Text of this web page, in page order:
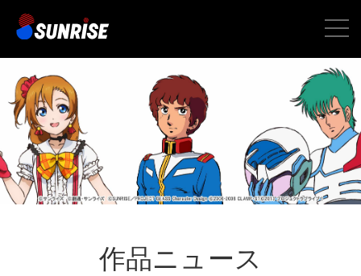
toggle
作品ニュース